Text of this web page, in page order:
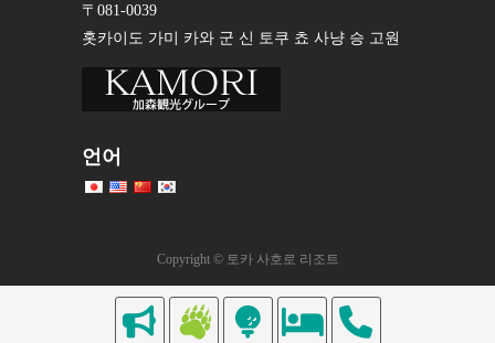
〒081-0039
홋카이도 가미 카와 군 신 토쿠 쵸 사냥 승 고원
언어
Copyright © 토카 사호로 리조트